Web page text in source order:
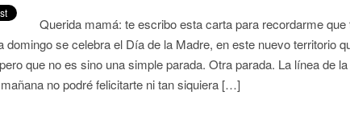
Querida mamá: te escribo esta carta para recordarme que
domingo se celebra el Día de la Madre, en este nuevo territorio
pero que no es sino una simple parada. Otra parada. La línea de
no podré felicitarte ni tan siquiera […]